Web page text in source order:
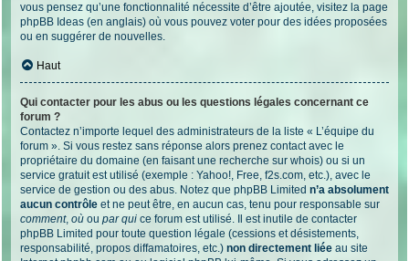
vous pensez qu’une fonctionnalité nécessite d’être ajoutée, visitez la page
phpBB Ideas (en anglais) où vous pouvez voter pour des idées proposées
ou en suggérer de nouvelles.
Haut
Qui contacter pour les abus ou les questions légales concernant ce
forum ?
Contactez n’importe lequel des administrateurs de la liste « L’équipe du
forum ». Si vous restez sans réponse alors prenez contact avec le
propriétaire du domaine (en faisant une recherche sur whois) ou si un
service gratuit est utilisé (exemple : Yahoo!, Free, f2s.com, etc.), avec le
service de gestion ou des abus. Notez que phpBB Limited n’a absolument
aucun contrôle et ne peut être, en aucun cas, tenu pour responsable sur
comment, où ou par qui ce forum est utilisé. Il est inutile de contacter
phpBB Limited pour toute question légale (cessions et désistements,
responsabilité, propos diffamatoires, etc.) non directement liée au site